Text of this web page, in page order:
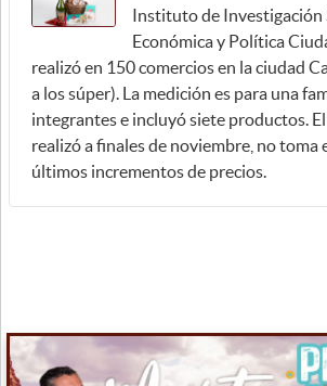
Instituto de Investigación
Económica y Política
realizó en 150 comercios en la ciudad
a los súper). La medición es para una
integrantes e incluyó siete productos.
realizó a finales de noviembre, no toma
últimos incrementos de precios.